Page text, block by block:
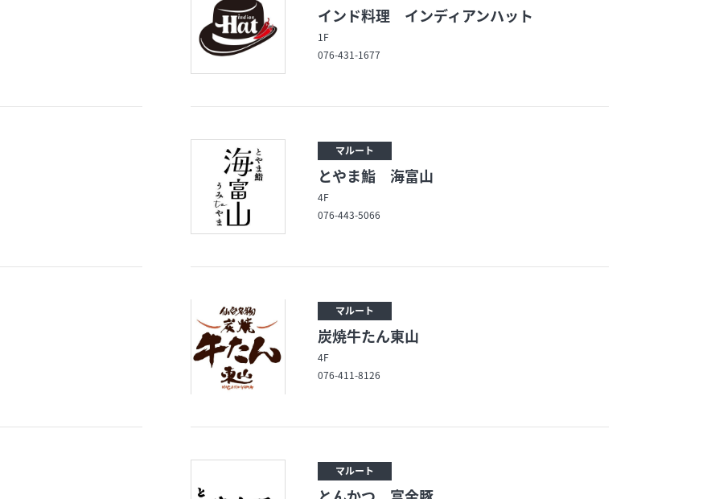
インド料理 インディアンハット
1F
076-431-1677
マルート
とやま鮨 海富山
4F
076-443-5066
マルート
炭焼牛たん東山
4F
076-411-8126
マルート